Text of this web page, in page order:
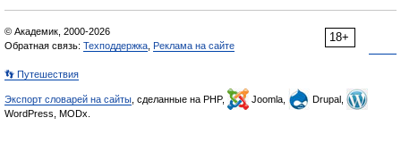
18+
© Академик, 2000-2026
Обратная связь: Техподдержка Реклама на сайте
👣 Путешествия
Экспорт словарей на сайты , сделанные на PHP, Joomla,
Drupal,
WordPress, MODx.